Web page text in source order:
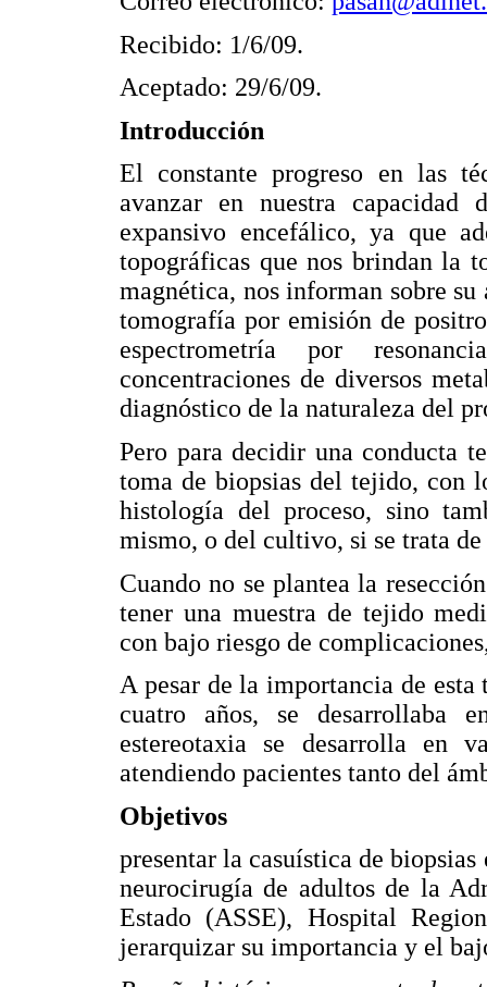
Recibido: 1/6/09.
Aceptado: 29/6/09.
Introducción
El constante progreso en las
avanzar en nuestra capacidad
expansivo encefálico, ya que
topográficas que nos brindan la
magnética, nos informan sobre
tomografía por emisión de
espectrometría por
concentraciones de diversos
diagnóstico de la naturaleza del
Pero para decidir una conducta
toma de biopsias del tejido, con
histología del proceso, sino
mismo, o del cultivo, si se trata
Cuando no se plantea la
tener una muestra de tejido
con bajo riesgo de
A pesar de la importancia de esta
cuatro años, se desarrollaba
estereotaxia se desarrolla en
atendiendo pacientes tanto del
Objetivos
presentar la casuística de
neurocirugía de adultos de la
Estado (ASSE), Hospital
jerarquizar su importancia y el